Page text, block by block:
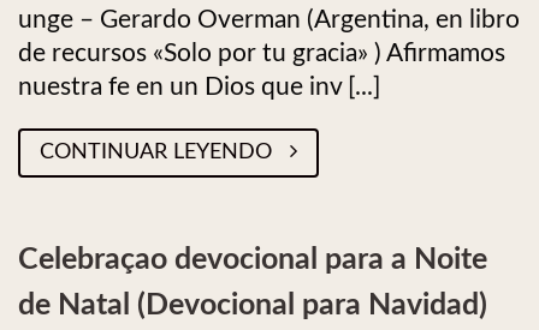
unge – Gerardo Overman (Argentina, en libro
de recursos «Solo por tu gracia» ) Afirmamos
nuestra fe en un Dios que inv [...]
CONTINUAR LEYENDO
Celebraçao devocional para a Noite
de Natal (Devocional para Navidad)